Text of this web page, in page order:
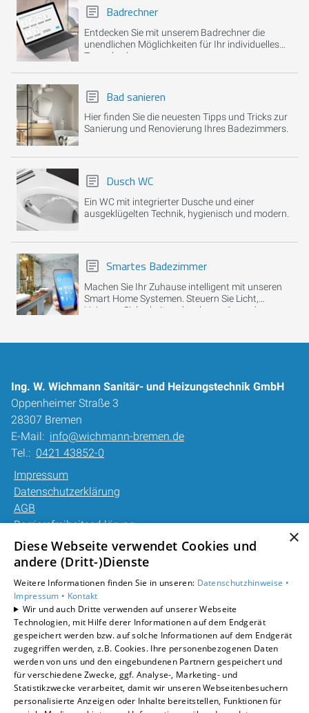
Badrechner
Entdecken Sie mit unserem Badrechner die
unendlichen Möglichkeiten für Ihr individuelles
Traumbad.
Bad sanieren
Hier finden Sie die neuesten Tipps und Tricks zur
Sanierung und Renovierung Ihres Badezimmers.
Dusch WC
Ein WC mit integrierter Dusche und einer
ausgeklügelten Technik, hygienisch und modern.
Smartes Badezimmer
Machen Sie Ihr Zuhause intelligent mit unseren
Smart Home Systemen. Steuern Sie Licht,
Heizung, Sicherheit und mehr per App oder
Ing. W. Wichmann Sanitär- und Heizungstechnik GmbH
Oppenheimer Straße 3
28307 Bremen
E-Mail: info@wichmann-bremen.de
Tel.: 0421 43852-0
Impressum
Datenschutzerklärung
AGB
Barrierefreiheitserklärung
Unsere Bereiche
Gewerbekunden
Karriere
Unternehmen
Kontakt
×
Diese Webseite verwendet Cookies und
andere (Dritt-)Dienste
Weitere Informationen finden Sie in unseren: Datenschutzhinweise •
Impressum • Kontakt
Wir und auch Dritte verwenden auf unserer Webseite
Technologien, mit Hilfe derer Informationen auf dem Endgerät
gespeichert werden bzw. auf solche Informationen auf dem Endgerät
zugegriffen werden, z.B. Cookies. Ihre personenbezogenen Daten
werden von uns und den eingebundenen Partnern gespeichert und
für verschiedene Zwecke, ggf. Analyse-, Marketing- und
Statistikzwecke verarbeitet, damit wir unseren Webseitenbesuchern
personalisierte Anzeigen oder Inhalte bereitstellen, Funktionen für